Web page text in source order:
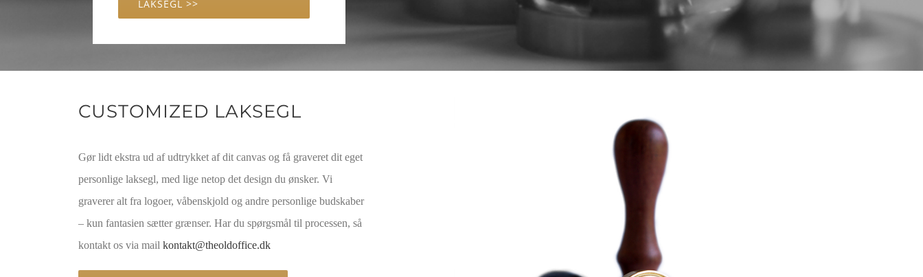
LAKSEGL >>
CUSTOMIZED LAKSEGL
Gør lidt ekstra ud af udtrykket af dit canvas og få graveret dit eget
personlige laksegl, med lige netop det design du ønsker. Vi
graverer alt fra logoer, våbenskjold og andre personlige budskaber
– kun fantasien sætter grænser. Har du spørgsmål til processen, så
kontakt os via mail kontakt@theoldoffice.dk